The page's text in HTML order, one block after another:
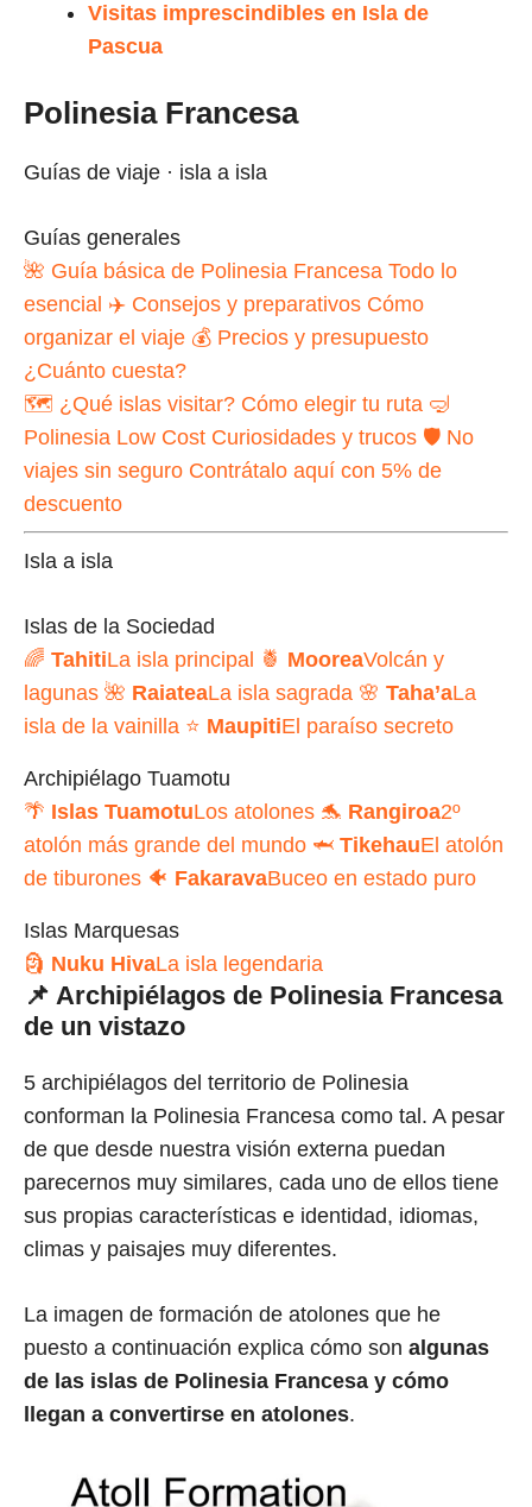
Visitas imprescindibles en Isla de
Pascua
Polinesia Francesa
Guías de viaje · isla a isla
Guías generales
🌺 Guía básica de Polinesia Francesa Todo lo
esencial ✈️ Consejos y preparativos Cómo
organizar el viaje 💰 Precios y presupuesto
¿Cuánto cuesta?
🗺️ ¿Qué islas visitar? Cómo elegir tu ruta 🤿
Polinesia Low Cost Curiosidades y trucos 🛡️ No
viajes sin seguro Contrátalo aquí con 5% de
descuento
Isla a isla
Islas de la Sociedad
🌈 TahitiLa isla principal 🍍 MooreaVolcán y
lagunas 🌺 RaiateaLa isla sagrada 🌸 Taha’aLa
isla de la vainilla ⭐ MaupitiEl paraíso secreto
Archipiélago Tuamotu
🌴 Islas TuamotuLos atolones 🐬 Rangiroa2º
atolón más grande del mundo 🦈 TikehauEl atolón
de tiburones 🐠 FakaravaBuceo en estado puro
Islas Marquesas
🗿 Nuku HivaLa isla legendaria
📌 Archipiélagos de Polinesia Francesa
de un vistazo
5 archipiélagos del territorio de Polinesia
conforman la Polinesia Francesa como tal. A pesar
de que desde nuestra visión externa puedan
parecernos muy similares, cada uno de ellos tiene
sus propias características e identidad, idiomas,
climas y paisajes muy diferentes.
La imagen de formación de atolones que he
puesto a continuación explica cómo son algunas
de las islas de Polinesia Francesa y cómo
llegan a convertirse en atolones.